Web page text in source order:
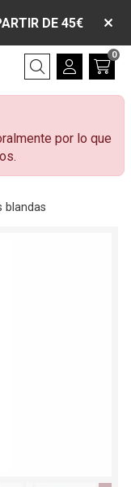
DE 45€
Buscar
0
por lo que
blandas